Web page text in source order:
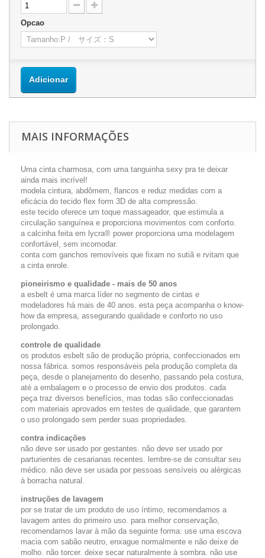
Opcao
Adicionar
MAIS INFORMAÇÕES
Uma cinta charmosa, com uma tanguinha sexy pra te deixar
ainda mais incrível!
modela cintura, abdômem, flancos e reduz medidas com a
eficácia do tecido flex form 3D de alta compressão.
este tecido oferece um toque massageador, que estimula a
circulação sanguínea e proporciona movimentos com conforto.
a calcinha feita em lycra® power proporciona uma modelagem
confortável, sem incomodar.
conta com ganchos removíveis que fixam no sutiã e rvitam que
a cinta enrole.
pioneirismo e qualidade - mais de 50 anos
a esbelt é uma marca líder no segmento de cintas e
modeladores há mais de 40 anos. esta peça acompanha o know-
how da empresa, assegurando qualidade e conforto no uso
prolongado.
controle de qualidade
os produtos esbelt são de produção própria, confeccionados em
nossa fábrica. somos responsáveis pela produção completa da
peça, desde o planejamento do desenho, passando pela costura,
até a embalagem e o processo de envio dos produtos. cada
peça traz diversos benefícios, mas todas são confeccionadas
com materiais aprovados em testes de qualidade, que garantem
o uso prolongado sem perder suas propriedades.
contra indicações
não deve ser usado por gestantes. não deve ser usado por
parturientes de cesarianas recentes. lembre-se de consultar seu
médico. não deve ser usada por pessoas sensíveis ou alérgicas
à borracha natural.
instruções de lavagem
por se tratar de um produto de uso íntimo, recomendamos a
lavagem antes do primeiro uso. para melhor conservação,
recomendamos lavar à mão da seguinte forma: use uma escova
macia com sabão neutro, enxague normalmente e não deixe de
molho. não torcer. deixe secar naturalmente à sombra. não use